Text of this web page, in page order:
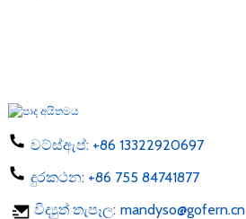
වට්ස්ඇප්: +86 13322920697
දුරකථන: +86 755 84741877
විද්‍යුත් තැපෑල: mandyso@gofern.cn